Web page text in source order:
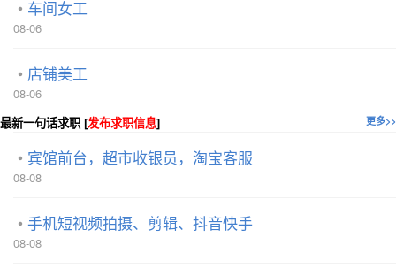
车间女工
08-06
店铺美工
08-06
更多>>
最新一句话求职 [发布求职信息]
宾馆前台，超市收银员，淘宝客服
08-08
手机短视频拍摄、剪辑、抖音快手
08-08